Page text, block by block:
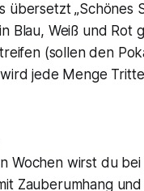
übersetzt „Schönes
Blau, Weiß und Rot
(sollen den
jede Menge
Wochen wirst du bei
Zauberumhang